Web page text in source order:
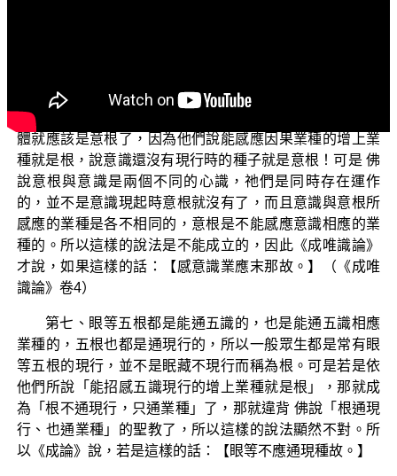
接下來，第六個過失是說，如果能感應五識業種就是
五根的話，那麼同樣的道理，能感應意識所造善惡業的主
體就應該是意根了，因為他們說能感應因果業種的增上業
種就是根，說意識還沒有現行時的種子就是意根！可是 佛
說意根與意識是兩個不同的心識，祂們是同時存在運作
的，並不是意識現起時意根就沒有了，而且意識與意根所
感應的業種是各不相同的，意根是不能感應意識相應的業
種的。所以這樣的說法是不能成立的，因此《成唯識論》
才說，如果這樣的話：【感意識業應末那故。】（《成唯
識論》卷4）
第七、眼等五根都是能通五識的，也是能通五識相應
業種的，五根也都是通現行的，所以一般眾生都是常有眼
等五根的現行，並不是眠藏不現行而稱為根。可是若是依
他們所說「能招感五識現行的增上業種就是根」，那就成
為「根不通現行，只通業種」了，那就違背 佛說「根通現
行、也通業種」的聖教了，所以這樣的說法顯然不對。所
以《成論》說，若是這樣的話：【眼等不應通現種故。】